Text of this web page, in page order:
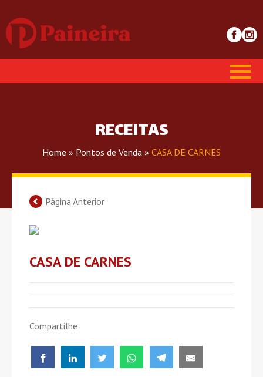
RECEITAS
Home » Pontos de Venda » CASA DE CARNES
Página Anterior
CASA DE CARNES
Compartilhe